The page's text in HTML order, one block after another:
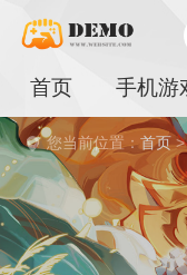
首页 手机游
您当前位置：首页